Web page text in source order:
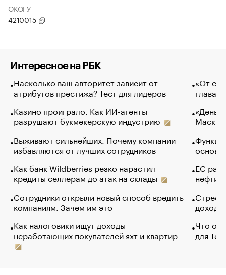
ОКОГУ
4210015
Интересное на РБК
Насколько ваш авторитет зависит от
атрибутов престижа? Тест для лидеров
Казино проиграло. Как ИИ-агенты
разрушают букмекерскую индустрию
Выживают сильнейших. Почему компании
избавляются от лучших сотрудников
Как банк Wildberries резко нарастил
кредиты селлерам до атак на склады
Сотрудники открыли новый способ вредить
компаниям. Зачем им это
Как налоговики ищут доходы
неработающих покупателей яхт и квартир
«От
глава
Маск в
основ
ЕС
нефти
Что
для